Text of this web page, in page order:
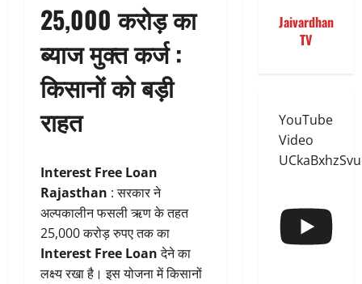
25,000 करोड़ का
ब्याज मुक्त कर्ज :
किसानों को बड़ी
राहत
Interest Free Loan
Rajasthan : सरकार ने
अल्पकालीन फसली ऋण के तहत
25,000 करोड़ रुपए तक का
Interest Free Loanदेने का
लक्ष्य रखा है। इस योजना में किसानों
Jaivardhan
TV
YouTube
Video